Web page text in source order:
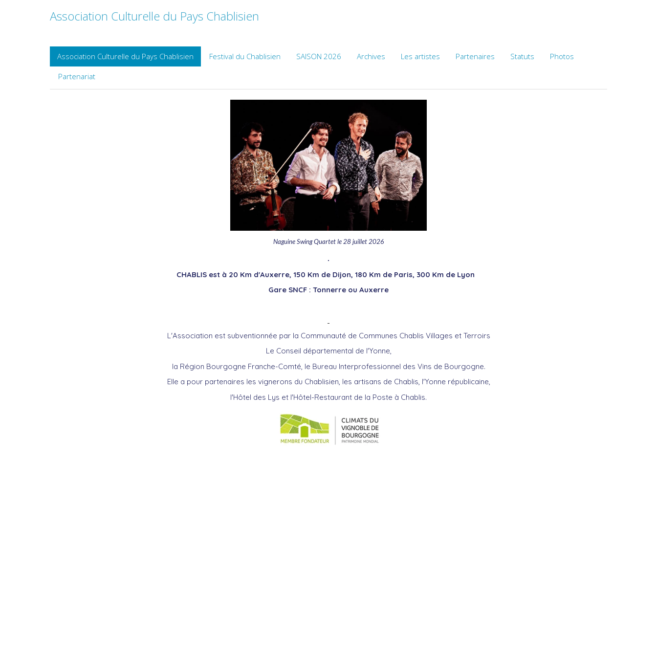
Association Culturelle du Pays Chablisien
Association Culturelle du Pays Chablisien Festival du Chablisien SAISON 2026 Archives Les artistes Partenaires Statuts Photos
Partenariat
Naguine Swing Quartet le 28 juillet 2026
.
CHABLIS est à 20 Km d'Auxerre, 150 Km de Dijon, 180 Km de Paris, 300 Km de Lyon
Gare SNCF : Tonnerre ou Auxerre
L'Association est subventionnée par la Communauté de Communes Chablis Villages et Terroirs
Le Conseil départemental de l'Yonne,
la Région Bourgogne Franche-Comté, le Bureau Interprofessionnel des Vins de Bourgogne.
Elle a pour partenaires les vignerons du Chablisien, les artisans de Chablis, l'Yonne républicaine,
l'Hôtel des Lys et l'Hôtel-Restaurant de la Poste à Chablis.